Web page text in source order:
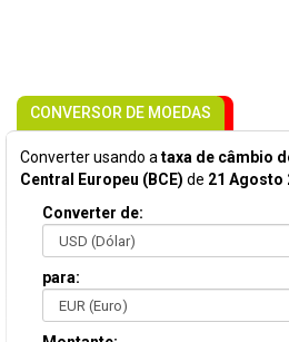
CONVERSOR DE MOEDAS
Converter usando a taxa de câmbio
Central Europeu (BCE) de 21 Agosto
Converter de:
para: